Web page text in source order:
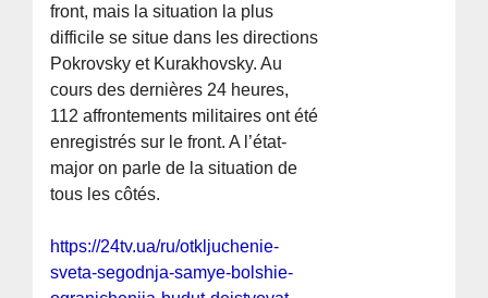
front, mais la situation la plus
difficile se situe dans les directions
Pokrovsky et Kurakhovsky. Au
cours des dernières 24 heures,
112 affrontements militaires ont été
enregistrés sur le front. A l’état-
major on parle de la situation de
tous les côtés.
https://24tv.ua/ru/otkljuchenie-
sveta-segodnja-samye-bolshie-